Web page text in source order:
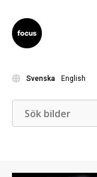
Svenska English